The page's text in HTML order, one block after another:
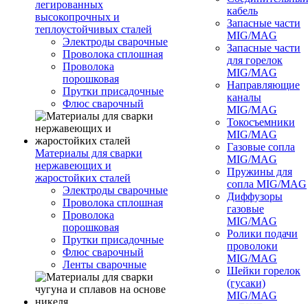
легированных
высокопрочных и
теплоустойчивых сталей
Электроды сварочные
Проволока сплошная
Проволока
порошковая
Прутки присадочные
Флюс сварочный
Материалы для сварки
нержавеющих и
жаростойких сталей
Электроды сварочные
Проволока сплошная
Проволока
порошковая
Прутки присадочные
Флюс сварочный
Ленты сварочные
кабель
Запасные части
MIG/MAG
Запасные части
для горелок
MIG/MAG
Направляющие
каналы
MIG/MAG
Токосъемники
MIG/MAG
Газовые сопла
MIG/MAG
Пружины для
сопла MIG/MAG
Диффузоры
газовые
MIG/MAG
Ролики подачи
проволоки
MIG/MAG
Шейки горелок
(гусаки)
MIG/MAG